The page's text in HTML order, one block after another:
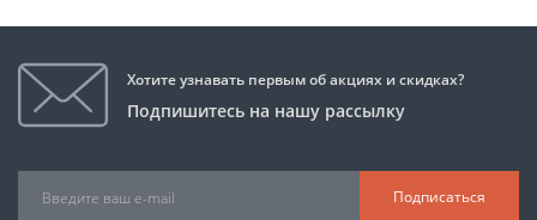
Хотите узнавать первым об акциях и скидках?
Подпишитесь на нашу рассылку
Подписаться